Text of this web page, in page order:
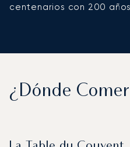
centenarios con 200
¿Dónde